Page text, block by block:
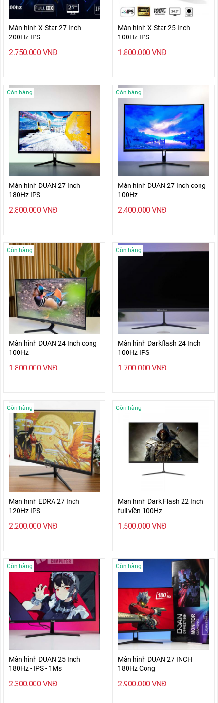
Màn hình X-Star 27 Inch
200Hz IPS
2.750.000 VNĐ
Màn hình X-Star 25 Inch
100Hz IPS
1.800.000 VNĐ
Màn hình DUAN 27 Inch
180Hz IPS
Còn hàng
2.800.000 VNĐ
Màn hình DUAN 27 Inch cong
100Hz
Còn hàng
2.400.000 VNĐ
Màn hình DUAN 24 Inch cong
100Hz
Còn hàng
1.800.000 VNĐ
Màn hình Darkflash 24 Inch
100Hz IPS
Còn hàng
1.700.000 VNĐ
Màn hình EDRA 27 Inch
120Hz IPS
Còn hàng
2.200.000 VNĐ
Màn hình Dark Flash 22 Inch
full viền 100Hz
Còn hàng
1.500.000 VNĐ
Màn hình DUAN 25 Inch
180Hz - IPS - 1Ms
Còn hàng
2.300.000 VNĐ
Màn hình DUAN 27 INCH
180Hz Cong
Còn hàng
2.900.000 VNĐ